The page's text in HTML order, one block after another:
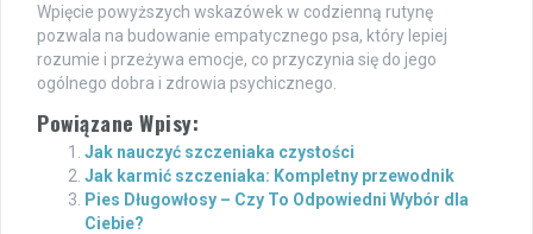
Wpięcie powyższych wskazówek w codzienną rutynę
pozwala na budowanie empatycznego psa, który lepiej
rozumie i przeżywa emocje, co przyczynia się do jego
ogólnego dobra i zdrowia psychicznego.
Powiązane Wpisy:
Jak nauczyć szczeniaka czystości
Jak karmić szczeniaka: Kompletny przewodnik
Pies Długowłosy – Czy To Odpowiedni Wybór dla
Ciebie?